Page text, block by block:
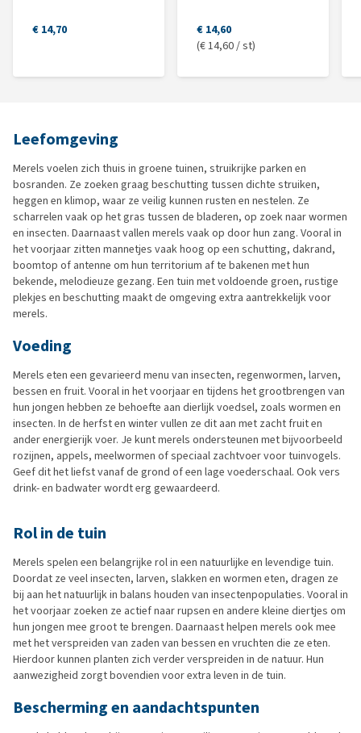
€ 14,70
€ 14,60
(€ 14,60 / st)
Leefomgeving
Merels voelen zich thuis in groene tuinen, struikrijke parken en
bosranden. Ze zoeken graag beschutting tussen dichte struiken,
heggen en klimop, waar ze veilig kunnen rusten en nestelen. Ze
scharrelen vaak op het gras tussen de bladeren, op zoek naar wormen
en insecten. Daarnaast vallen merels vaak op door hun zang. Vooral in
het voorjaar zitten mannetjes vaak hoog op een schutting, dakrand,
boomtop of antenne om hun territorium af te bakenen met hun
bekende, melodieuze gezang. Een tuin met voldoende groen, rustige
plekjes en beschutting maakt de omgeving extra aantrekkelijk voor
merels.
Voeding
Merels eten een gevarieerd menu van insecten, regenwormen, larven,
bessen en fruit. Vooral in het voorjaar en tijdens het grootbrengen van
hun jongen hebben ze behoefte aan dierlijk voedsel, zoals wormen en
insecten. In de herfst en winter vullen ze dit aan met zacht fruit en
ander energierijk voer. Je kunt merels ondersteunen met bijvoorbeeld
rozijnen, appels, meelwormen of speciaal zachtvoer voor tuinvogels.
Geef dit het liefst vanaf de grond of een lage voederschaal. Ook vers
drink- en badwater wordt erg gewaardeerd.
Rol in de tuin
Merels spelen een belangrijke rol in een natuurlijke en levendige tuin.
Doordat ze veel insecten, larven, slakken en wormen eten, dragen ze
bij aan het natuurlijk in balans houden van insectenpopulaties. Vooral in
het voorjaar zoeken ze actief naar rupsen en andere kleine diertjes om
hun jongen mee groot te brengen. Daarnaast helpen merels ook mee
met het verspreiden van zaden van bessen en vruchten die ze eten.
Hierdoor kunnen planten zich verder verspreiden in de natuur. Hun
aanwezigheid zorgt bovendien voor extra leven in de tuin.
Bescherming en aandachtspunten